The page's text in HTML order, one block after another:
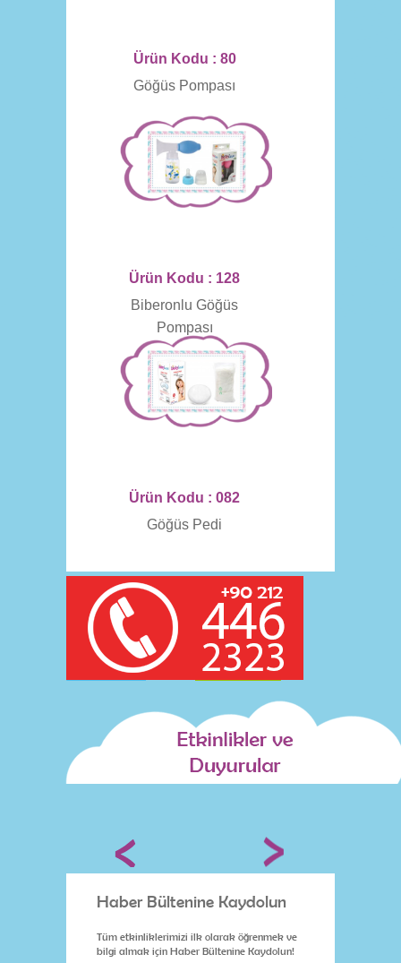
Ürün Kodu : 80
Göğüs Pompası
Ürün Kodu : 128
Biberonlu Göğüs
Pompası
Ürün Kodu : 082
Göğüs Pedi
Haber Bültenine Kaydolun
Tüm etkinliklerimizi ilk olarak öğrenmek ve
bilgi almak için Haber Bültenine Kaydolun!